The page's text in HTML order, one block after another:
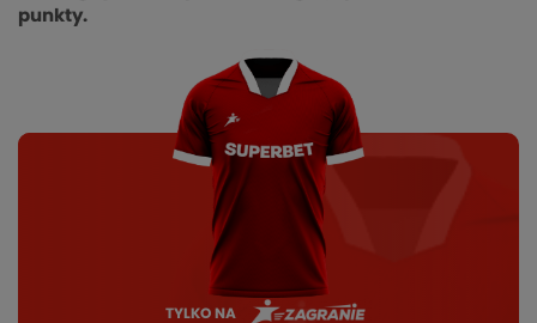
punkty.
TYLKO NA